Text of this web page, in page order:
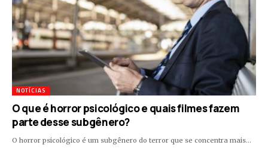
NOTÍCIAS
O que é horror psicológico e quais filmes fazem
parte desse subgênero?
O horror psicológico é um subgênero do terror que se concentra mais…